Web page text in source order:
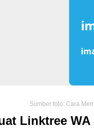
Sumber foto: Cara
Linktree